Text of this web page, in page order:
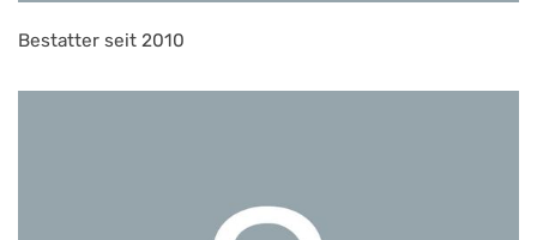
Bestatter seit 2010